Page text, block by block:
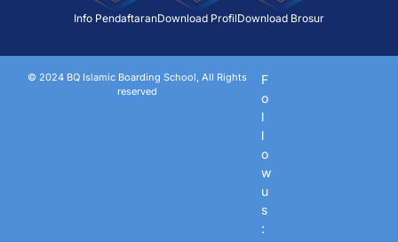
Info PendaftaranDownload ProfilDownload Brosur
© 2024 BQ Islamic Boarding School, All Rights
reserved
F
o
l
l
o
w
u
s
: